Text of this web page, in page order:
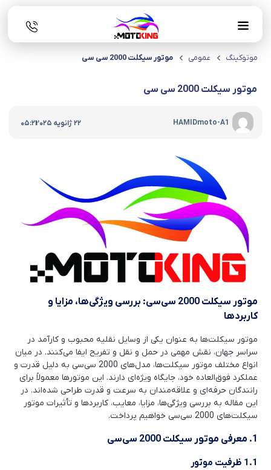
موتوکینگ عمومی موتور سیکلت 2000 سی سی
موتور سیکلت 2000 سی سی
HAMIDmoto-A1 22 ژانویه 2025 |
05:21
موتور سیکلت 2000 سی‌سی: بررسی ویژگی‌ها، مزایا و
کاربردها
موتور سیکلت‌ها به عنوان یکی از وسایل نقلیه محبوب و کارآمد در
سراسر جهان، نقش مهمی در حمل و نقل و تفریح ایفا می‌کنند. در میان
انواع مختلف موتور سیکلت‌ها، مدل‌های 2000 سی‌سی به دلیل قدرت و
عملکرد فوق‌العاده خود، جایگاه ویژه‌ای دارند. این موتورها معمولاً برای
رانندگان حرفه‌ای و علاقه‌مندان به سرعت و قدرت طراحی شده‌اند. در
این مقاله به بررسی ویژگی‌ها، مزایا، معایب، کاربردها و تأثیرات موتور
سیکلت‌های 2000 سی‌سی خواهیم پرداخت.
1. معرفی موتور سیکلت 2000 سی‌سی
1.1 ظرفیت موتور